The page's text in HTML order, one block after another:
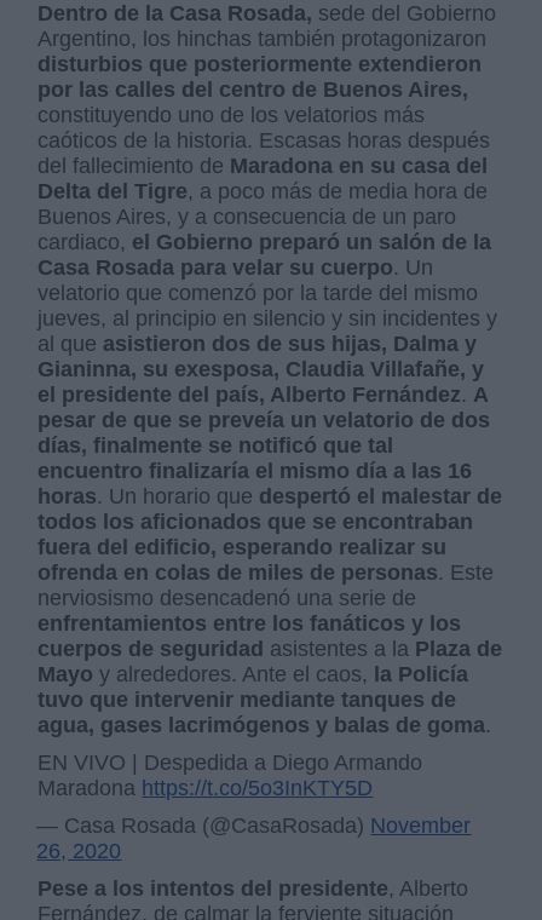
Dentro de la Casa Rosada, sede del Gobierno
Argentino, los hinchas también protagonizaron
disturbios que posteriormente extendieron
por las calles del centro de Buenos Aires,
constituyendo uno de los velatorios más
caóticos de la historia. Escasas horas después
del fallecimiento de Maradona en su casa del
Delta del Tigre, a poco más de media hora de
Buenos Aires, y a consecuencia de un paro
cardiaco, el Gobierno preparó un salón de la
Casa Rosada para velar su cuerpo. Un
velatorio que comenzó por la tarde del mismo
jueves, al principio en silencio y sin incidentes y
al que asistieron dos de sus hijas, Dalma y
Gianinna, su exesposa, Claudia Villafañe, y
el presidente del país, Alberto Fernández. A
pesar de que se preveía un velatorio de dos
días, finalmente se notificó que tal
encuentro finalizaría el mismo día a las 16
horas. Un horario que despertó el malestar de
todos los aficionados que se encontraban
fuera del edificio, esperando realizar su
ofrenda en colas de miles de personas. Este
nerviosismo desencadenó una serie de
enfrentamientos entre los fanáticos y los
cuerpos de seguridad asistentes a la Plaza de
Mayo y alrededores. Ante el caos,
la Policía
tuvo que intervenir mediante tanques de
agua, gases lacrimógenos y balas de goma.
EN VIVO | Despedida a Diego Armando
Maradona https://t.co/5o3InKTY5D
— Casa Rosada (@CasaRosada) November
26, 2020
Pese a los intentos del presidente, Alberto
Fernández, de calmar la ferviente situación